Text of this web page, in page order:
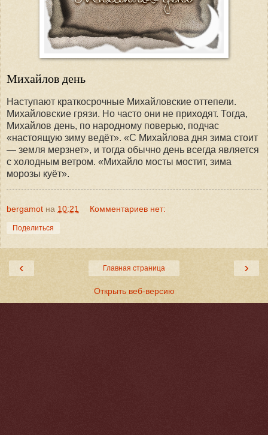
Михайлов день
Наступают краткосрочные Михайловские оттепели.
Михайловские грязи. Но часто они не приходят. Тогда,
Михайлов день, по народному поверью, подчас
«настоящую зиму ведёт». «С Михайлова дня зима стоит
— земля мерзнет», и тогда обычно день всегда является
с холодным ветром. «Михайло мосты мостит, зима
морозы куёт».
bergamot на 10:21 Комментариев нет:
Поделиться
‹ ›
Главная страница
Открыть веб-версию